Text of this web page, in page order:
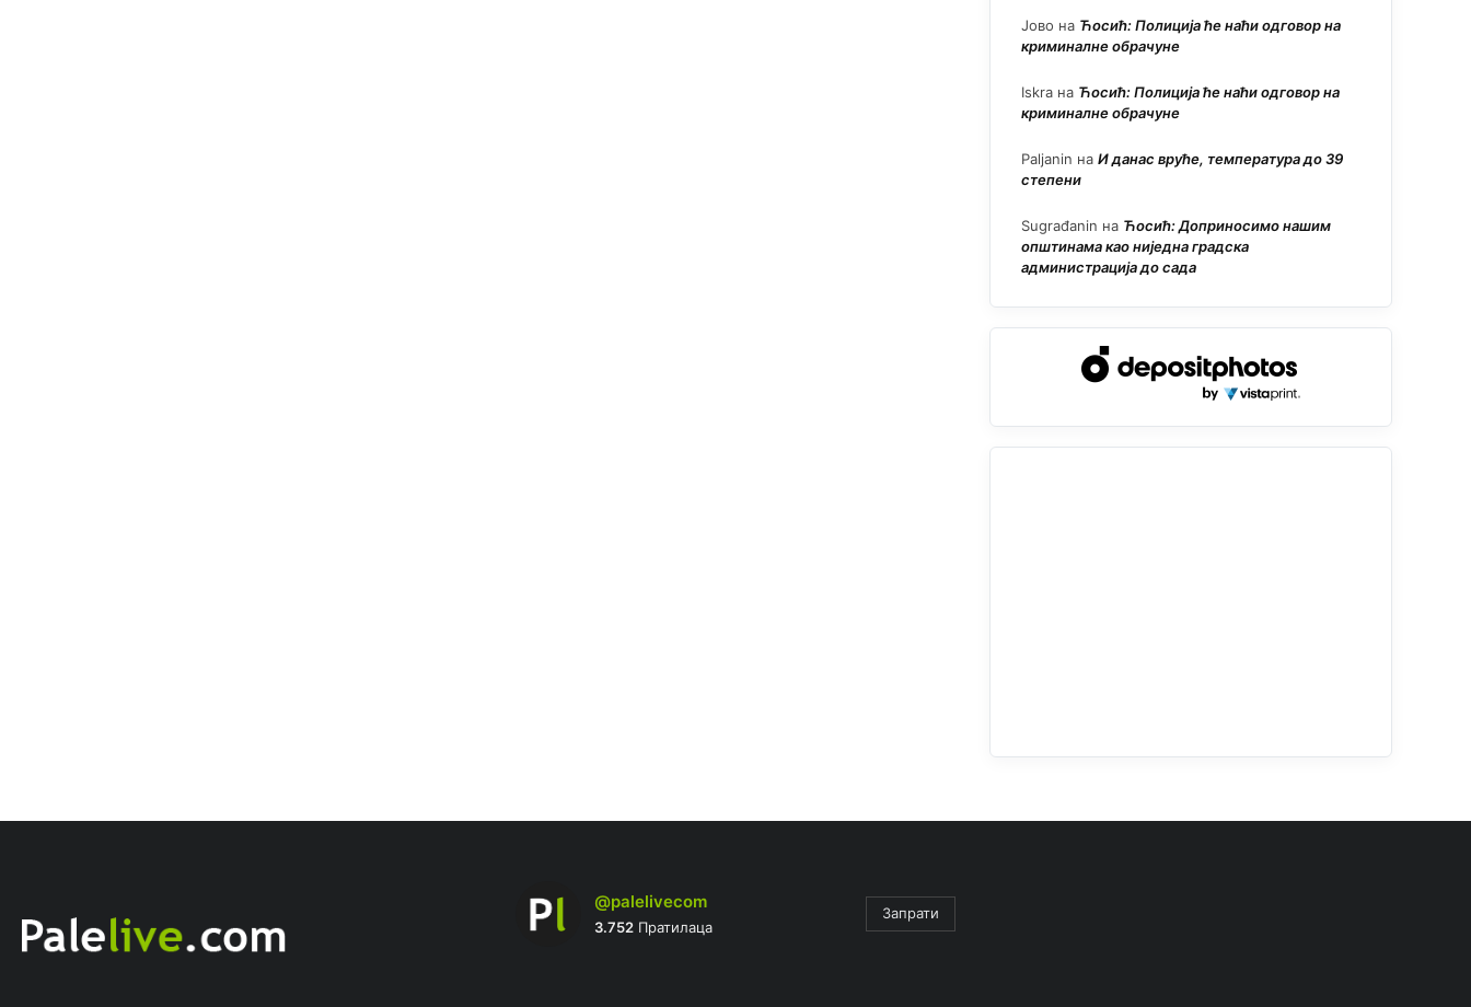
Јово на Ћосић: Полиција ће наћи одговор на
криминалне обрачуне
Iskra на Ћосић: Полиција ће наћи одговор на
криминалне обрачуне
Paljanin на И данас вруће, температура до 39
степени
Sugrađanin на Ћосић: Доприносимо нашим
општинама као ниједна градска
администрација до сада
@palelivecom
3.752Пратилаца
Запрати